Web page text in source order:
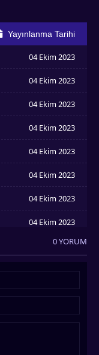
Yayınlanma Tarihi
04 Ekim 2023
04 Ekim 2023
04 Ekim 2023
04 Ekim 2023
04 Ekim 2023
04 Ekim 2023
04 Ekim 2023
04 Ekim 2023
04 Ekim 2023
0 YORUM